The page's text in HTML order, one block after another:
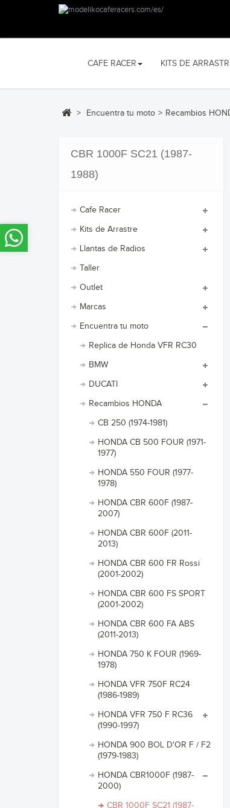
CAFE RACER KITS DE
> Encuentra tu moto > Recambios
CBR 1000F SC21 (1987-
1988)
Cafe Racer
Kits de Arrastre
Llantas de Radios
Taller
Outlet
Marcas
Encuentra tu moto
Replica de Honda VFR RC30
BMW
DUCATI
Recambios HONDA
CB 250 (1974-1981)
HONDA CB 500 FOUR (1971-
1977)
HONDA 550 FOUR (1977-
1978)
HONDA CBR 600F (1987-
2007)
HONDA CBR 600F (2011-
2013)
HONDA CBR 600 FR Rossi
(2001-2002)
HONDA CBR 600 FS SPORT
(2001-2002)
HONDA CBR 600 FA ABS
(2011-2013)
HONDA 750 K FOUR (1969-
1978)
HONDA VFR 750F RC24
(1986-1989)
HONDA VFR 750 F RC36
(1990-1997)
HONDA 900 BOL D'OR F / F2
(1979-1983)
HONDA CBR1000F (1987-
2000)
CBR 1000F SC21 (1987-